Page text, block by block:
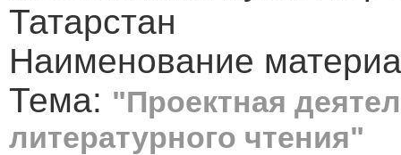
Татарстан
Наименование
Тема: "Проектная
литературного чтения"